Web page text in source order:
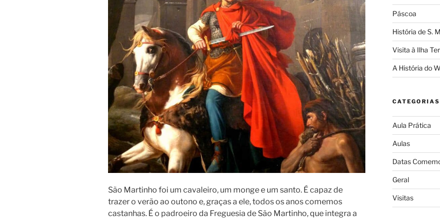
São Martinho foi um cavaleiro, um monge e um santo. É capaz de
trazer o verão ao outono e, graças a ele, todos os anos comemos
castanhas. É o padroeiro da Freguesia de São Martinho, que integra a
Páscoa
História de S.
Visita à Ilha
A História do
CATEGORIAS
Aula Prática
Aulas
Datas
Geral
Visitas